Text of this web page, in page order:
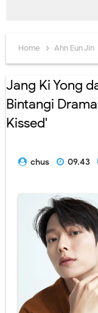
Home Ahn Eun Jin
Jang Ki Yong
Bintangi
Kissed'
chus 09.43